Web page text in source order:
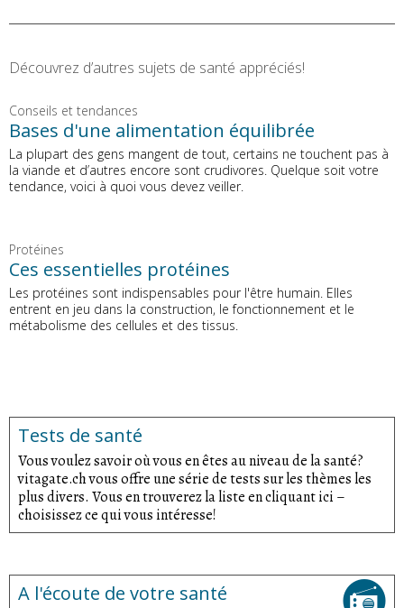
Découvrez d’autres sujets de santé appréciés!
Conseils et tendances
Bases d'une alimentation équilibrée
La plupart des gens mangent de tout, certains ne touchent pas à
la viande et d’autres encore sont crudivores. Quelque soit votre
tendance, voici à quoi vous devez veiller.
Protéines
Ces essentielles protéines
Les protéines sont indispensables pour l'être humain. Elles
entrent en jeu dans la construction, le fonctionnement et le
métabolisme des cellules et des tissus.
Tests de santé
Vous voulez savoir où vous en êtes au niveau de la santé?
vitagate.ch vous offre une série de tests sur les thèmes les
plus divers. Vous en trouverez la liste en cliquant ici –
choisissez ce qui vous intéresse!
A l'écoute de votre santé